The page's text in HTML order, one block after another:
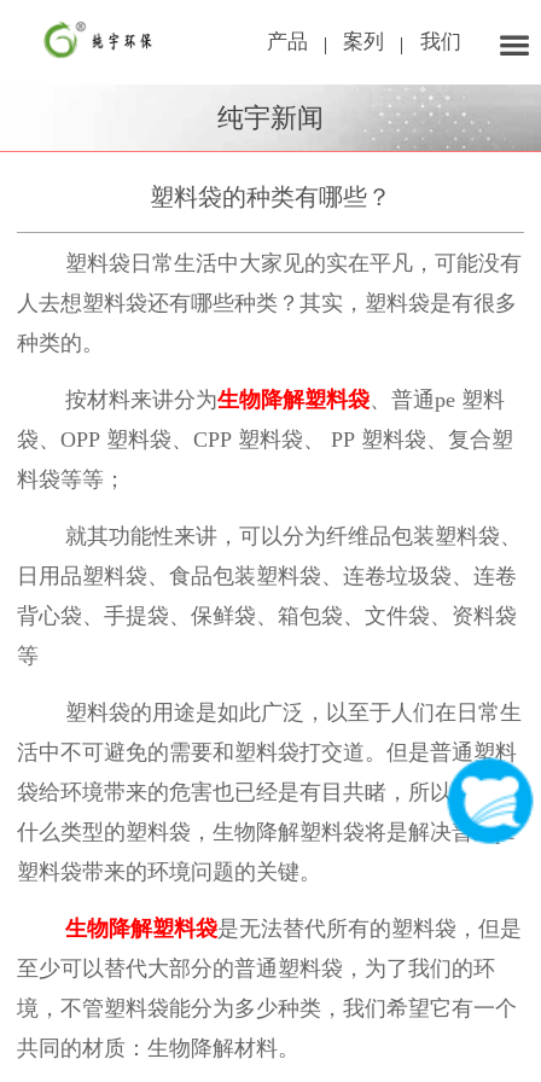
产品 案列 我们
纯宇新闻
塑料袋的种类有哪些？
塑料袋日常生活中大家见的实在平凡，可能没有
人去想塑料袋还有哪些种类？其实，塑料袋是有很多
种类的。
按材料来讲分为生物降解塑料袋、普通pe 塑料
袋、 OPP 塑料袋、 CPP 塑料袋、 PP 塑料袋、复合塑
料袋等等；
就其功能性来讲，可以分为纤维品包装塑料袋、
日用品塑料袋、食品包装塑料袋、连卷垃圾袋、连卷
背心袋、手提袋、保鲜袋、箱包袋、文件袋、资料袋
等
塑料袋的用途是如此广泛，以至于人们在日常生
活中不可避免的需要和塑料袋打交道。但是普通塑料
袋给环境带来的危害也已经是有目共睹，所以不管是
什么类型的塑料袋，生物降解塑料袋将是解决普通pe
塑料袋带来的环境问题的关键。
生物降解塑料袋是无法替代所有的塑料袋，但是
至少可以替代大部分的普通塑料袋，为了我们的环
境，不管塑料袋能分为多少种类，我们希望它有一个
共同的材质：生物降解材料。